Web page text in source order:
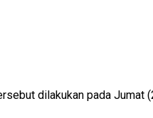
dilakukan pada